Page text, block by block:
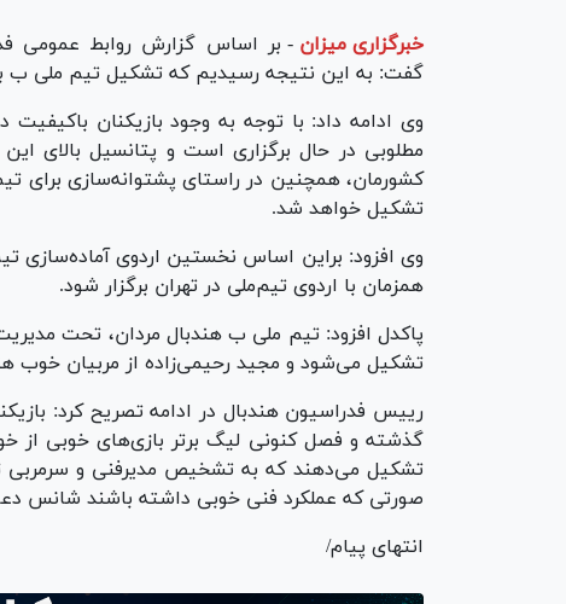
خبرگزاری میزان - بر اساس گزارش روابط عمومی
گفت: به این نتیجه رسیدیم که تشکیل تیم ملی ب
وی ادامه داد: با توجه به وجود بازیکنان
مطلوبی در حال برگزاری است و پتانسیل بالای
کشورمان، همچنین در راستای پشتوانه‌سازی برای
تشکیل خواهد شد.
همزمان با اردوی تیم‌ملی در تهران برگزار شود.
پاکدل افزود: تیم ملی ب هندبال مردان، تحت
تشکیل می‌شود و مجید رحیمی‌زاده از مربیان خوب
رییس فدراسیون هندبال در ادامه تصریح کرد:
گذشته و فصل کنونی لیگ برتر بازی‌های خوبی از
تشکیل می‌دهند که به تشخیص مدیرفنی و
صورتی که عملکرد فنی خوبی داشته باشند شانس
انتهای پیام/